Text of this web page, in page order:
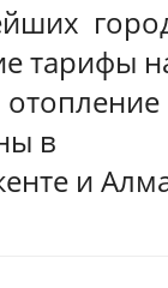
тарифы
в
и